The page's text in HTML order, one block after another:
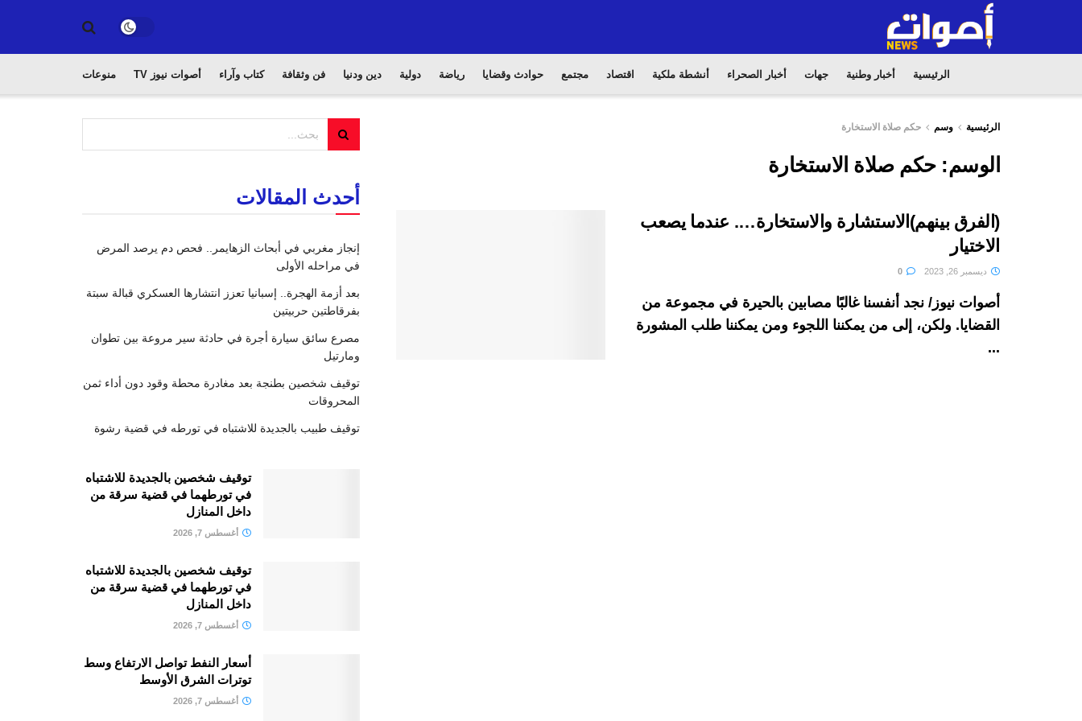
الرئيسية أخبار وطنية جهات أخبار الصحراء أنشطة ملكية اقتصاد مجتمع حوادث وقضايا رياضة دولية دين ودنيا فن وثقافة كتاب وآراء أصوات نيوز TV منوعات
الرئيسية وسم حكم صلاة الاستخارة
الوسم:حكم صلاة الاستخارة
(الفرق بينهم)الاستشارة والاستخارة…. عندما يصعب
الاختيار
ديسمبر 26, 2023
أصوات نيوز/ نجد أنفسنا غالبًا مصابين بالحيرة في مجموعة من
القضايا. ولكن، إلى من يمكننا اللجوء ومن يمكننا طلب المشورة
...
أحدث المقالات
إنجاز مغربي في أبحاث الزهايمر.. فحص دم يرصد المرض
في مراحله الأولى
بعد أزمة الهجرة.. إسبانيا تعزز انتشارها العسكري قبالة سبتة
بفرقاطتين حربيتين
مصرع سائق سيارة أجرة في حادثة سير مروعة بين تطوان
ومارتيل
توقيف شخصين بطنجة بعد مغادرة محطة وقود دون أداء ثمن
المحروقات
توقيف طبيب بالجديدة للاشتباه في تورطه في قضية رشوة
توقيف شخصين بالجديدة للاشتباه
في تورطهما في قضية سرقة من
داخل المنازل
أغسطس 7, 2026
توقيف شخصين بالجديدة للاشتباه
في تورطهما في قضية سرقة من
داخل المنازل
أغسطس 7, 2026
أسعار النفط تواصل الارتفاع وسط
توترات الشرق الأوسط
أغسطس 7, 2026